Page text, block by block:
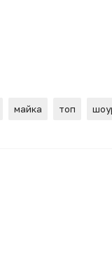
майка топ